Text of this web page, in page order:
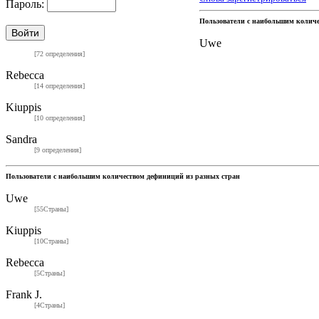
Пароль:
Пользователи с наибольшим
Uwe
[72 определения]
Rebecca
[14 определения]
Kiuppis
[10 определения]
Sandra
[9 определения]
Пользователи с наибольшим количеством дефиниций из разных стран
Uwe
[55Страны]
Kiuppis
[10Страны]
Rebecca
[5Страны]
Frank J.
[4Страны]